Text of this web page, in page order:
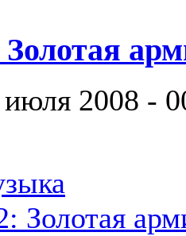
2008 -
Золотая